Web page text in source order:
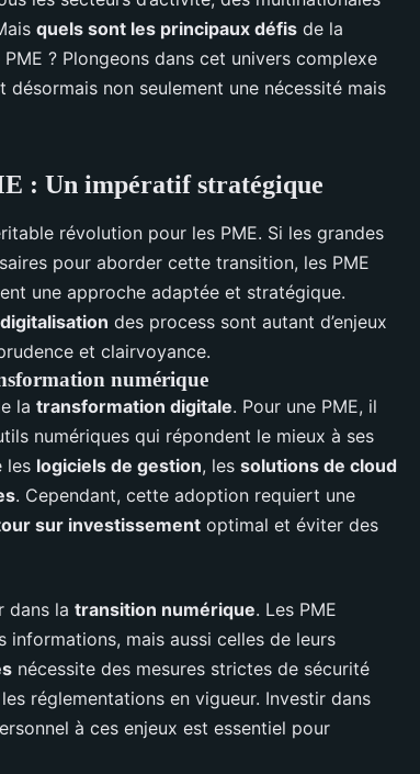
quels sont les principaux défis de la
PME ? Plongeons dans cet univers complexe
désormais non seulement une nécessité mais
: Un impératif stratégique
révolution pour les PME. Si les grandes
pour aborder cette transition, les PME
une approche adaptée et stratégique.
digitalisation des process sont autant d’enjeux
et clairvoyance.
numérique
la transformation digitale. Pour une PME, il
numériques qui répondent le mieux à ses
les logiciels de gestion, les solutions de cloud
. Cependant, cette adoption requiert une
sur investissement optimal et éviter des
dans la transition numérique. Les PME
mais aussi celles de leurs
nécessite des mesures strictes de sécurité
réglementations en vigueur. Investir dans
à ces enjeux est essentiel pour